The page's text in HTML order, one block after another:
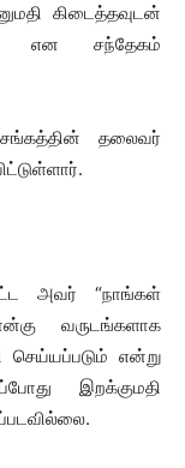
கிடைத்தவுடன்
என சந்தேகம்
தலைவர்
அவர் “நாங்கள்
வருடங்களாக
செய்யப்படும் என்று
இறக்குமதி